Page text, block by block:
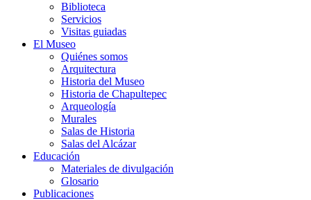
Biblioteca
Servicios
Visitas guiadas
El Museo
Quiénes somos
Arquitectura
Historia del Museo
Historia de Chapultepec
Arqueología
Murales
Salas de Historia
Salas del Alcázar
Educación
Materiales de divulgación
Glosario
Publicaciones